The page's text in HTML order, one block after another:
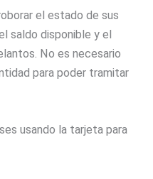
el estado de sus
saldo disponible y el
No es necesario
para poder tramitar
usando la tarjeta para